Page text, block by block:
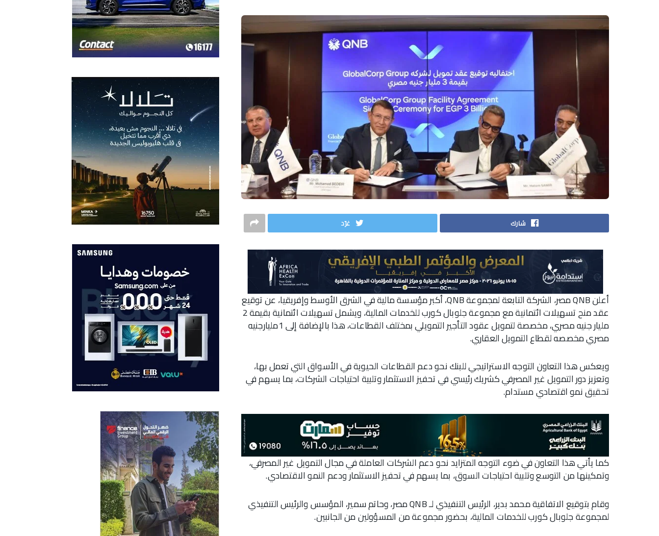
شارك غرّد
أعلن QNB مصر، الشركة التابعة لمجموعة QNB، أكبر مؤسسة مالية في الشرق الأوسط وإفريقيا، عن توقيع
عقد منح تسهيلات ائتمانية مع مجموعة جلوبال كورب للخدمات المالية، ويشمل تسهيلات ائتمانية بقيمة 2
مليار جنيه مصري، مخصصة لتمويل عقود التأجير التمويلي بمختلف القطاعات، هذا بالإضافة إلى 1مليارجنيه
مصري مخصصه لقطاع التمويل العقاري.
ويعكس هذا التعاون التوجه الاستراتيجي للبنك نحو دعم القطاعات الحيوية في الأسواق التي تعمل بها،
وتعزيز دور التمويل غير المصرفي كشريك رئيسي في تحفيز الاستثمار وتلبية احتياجات الشركات، بما يسهم في
تحقيق نمو اقتصادي مستدام.
كما يأتي هذا التعاون في ضوء التوجه المتزايد نحو دعم الشركات العاملة في مجال التمويل غير المصرفي،
وتمكينها من التوسع وتلبية احتياجات السوق، بما يسهم في تحفيز الاستثمار ودعم النمو الاقتصادي.
وقام بتوقيع الاتفاقية محمد بدير، الرئيس التنفيذي لـ QNB مصر، وحاتم سمير، المؤسس والرئيس التنفيذي
لمجموعة جلوبال كورب للخدمات المالية، بحضور مجموعة من المسؤولين من الجانبين.